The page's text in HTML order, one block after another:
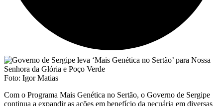
Foto: Igor Matias
Com o Programa Mais Genética no Sertão, o Governo de Sergipe
continua a expandir as ações em benefício da pecuária em diversas